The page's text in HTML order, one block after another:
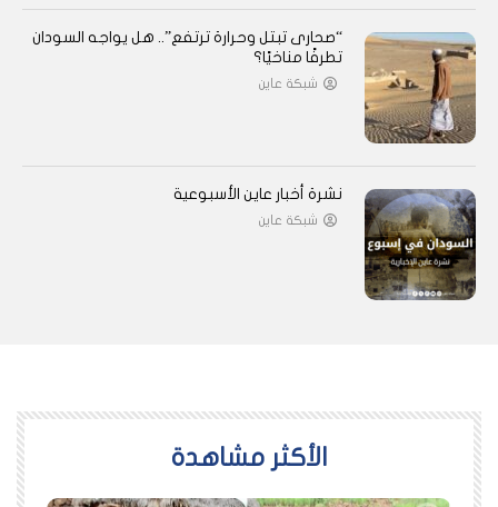
“صحارى تبتل وحرارة ترتفع”.. هل يواجه السودان
تطرفًا مناخيًا؟
شبكة عاين
نشرة أخبار عاين الأسبوعية
شبكة عاين
اﻷكثر مشاهدة